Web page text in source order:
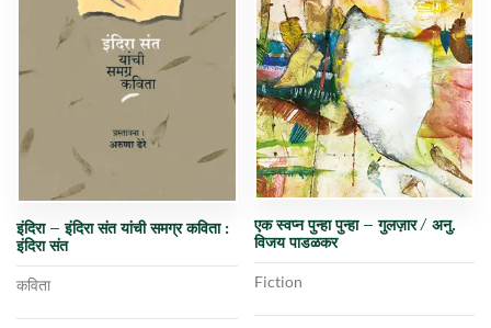
इंदिरा – इंदिरा संत यांची समग्र कविता :
इंदिरा संत
कविता
एक स्वप्न पुन्हा पुन्हा – गुलज़ार / अनु.
विजय पाडळकर
Fiction